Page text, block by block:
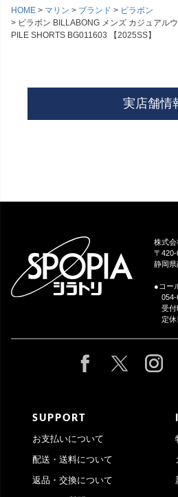
HOME
マリン ブランド
ビラボン
ビラボン BILLABONG メンズ カジュアル
PILE SHORTS BG011603 【2025SS】
実店舗情
株式会
〒420-
静岡
●コー
054-
受付
定休
SUPPORT
お支払いについて
配送・送料について
返品・交換について